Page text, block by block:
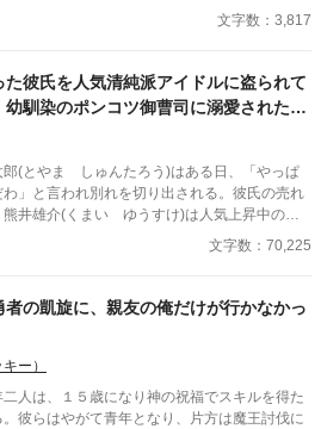
るぐらい、許してくれ。 そう思って告
生の最後の登校日。……あれから5年経った
いいですよね、、、、
文字数：3,817
た彼氏を人気清純派アイドルに盗られて
幼馴染のポンコツ御曹司に溺愛されたの
てやりたいと思います
郎(とやま しゅんたろう)はある日、「やっぱ
わ」と言われ別れを切り出される。彼氏の売れ
熊井雄介(くまい ゆうすけ)は人気上昇中の清
澤久留美(ももざわ くるみ)と付き合うのだと
で俊太郎が出社すると、幼馴染の有栖川麗音
文字数：70,225
者の凱旋に、親友の俺だけが行かなかっ
ー）
人は、１５歳になり神の祝福でスキルを得た
彼らはやがて青年となり、片方は魔王討伐に